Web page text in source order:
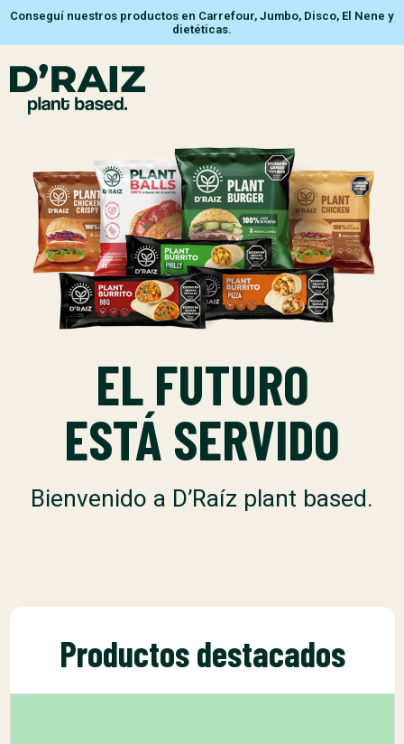
Conseguí nuestros productos en Carrefour, Jumbo, Disco, El Nene y
dietéticas.
EL FUTURO
ESTÁ SERVIDO
Bienvenido a D’Raíz plant based.
Productos destacados